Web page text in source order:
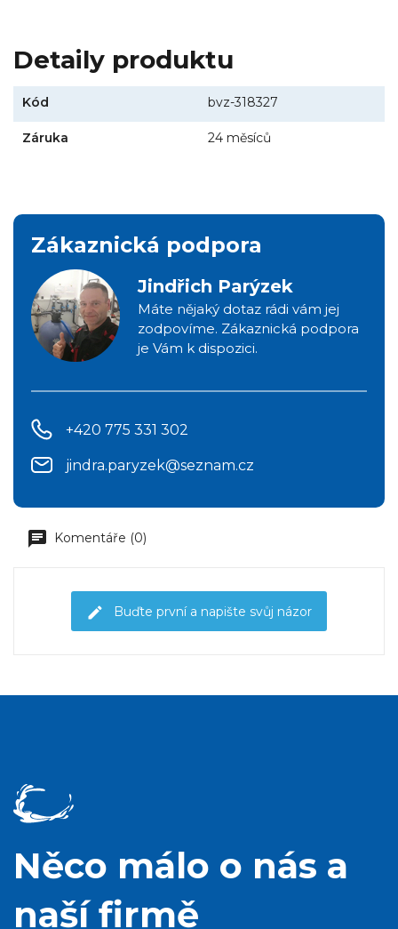
Detaily produktu
Kód bvz-318327
Záruka 24 měsíců
Zákaznická podpora
Jindřich Parýzek
Máte nějaký dotaz rádi vám jej
zodpovíme. Zákaznická podpora
je Vám k dispozici.
+420 775 331 302
jindra.paryzek@seznam.cz
Komentáře (0)
Buďte první a napište svůj názor
Něco málo o nás a
naší firmě